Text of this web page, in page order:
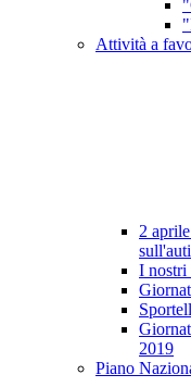
Attività a
2
I nostri
2019
Piano